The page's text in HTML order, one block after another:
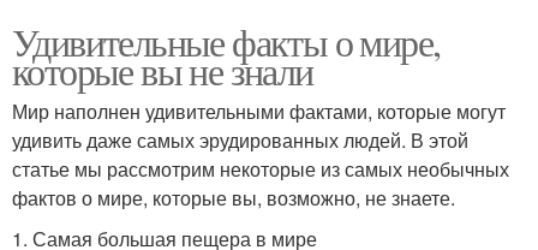
Удивительные факты о мире,
которые вы не знали
Мир наполнен удивительными фактами, которые могут
удивить даже самых эрудированных людей. В этой
статье мы рассмотрим некоторые из самых необычных
фактов о мире, которые вы, возможно, не знаете.
1. Самая большая пещера в мире